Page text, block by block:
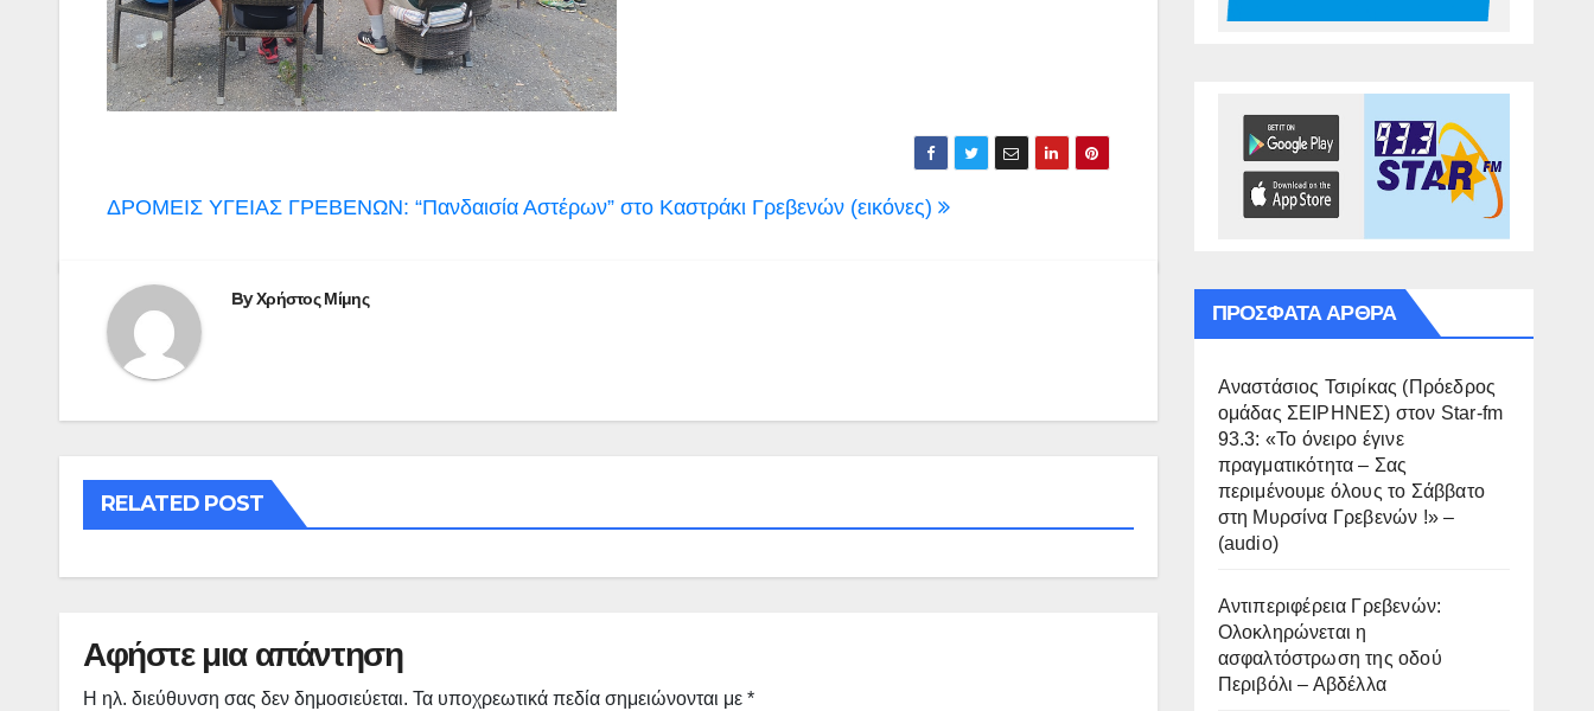
Πλοήγηση
ΔΡΟΜΕΙΣ ΥΓΕΙΑΣ ΓΡΕΒΕΝΩΝ: “Πανδαισία Αστέρων” στο Καστράκι Γρεβενών (εικόνες)
ByΧρήστος Μίμης
RELATED POST
Αφήστε μια απάντηση
Η ηλ. διεύθυνση σας δεν δημοσιεύεται. Τα υποχρεωτικά πεδία σημειώνονται με *
ΠΡΌΣΦΑΤΑ ΆΡΘΡΑ
Αναστάσιος Τσιρίκας (Πρόεδρος
ομάδας ΣΕΙΡΗΝΕΣ) στον Star-fm
93.3: «Το όνειρο έγινε
πραγματικότητα – Σας
περιμένουμε όλους το Σάββατο
στη Μυρσίνα Γρεβενών !» –
(audio)
Αντιπεριφέρεια Γρεβενών:
Ολοκληρώνεται η
ασφαλτόστρωση της οδού
Περιβόλι – Αβδέλλα